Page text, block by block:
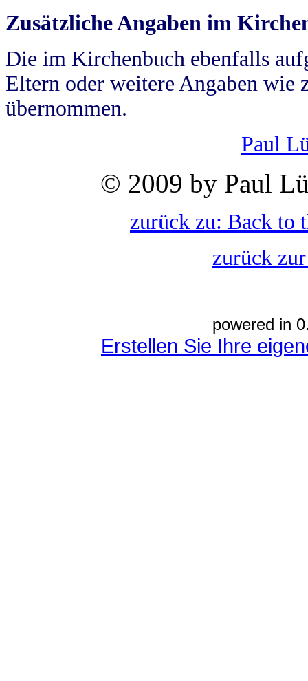
Zusätzliche Angaben im
Die im Kirchenbuch ebenfalls
Eltern oder weitere Angaben wie
übernommen.
Paul
© 2009 by Paul
zurück zu: Back to
zurück
powered in
Erstellen Sie Ihre